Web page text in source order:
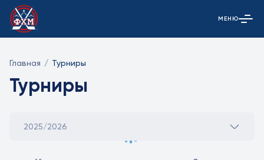
Открыть
МЕНЮ
Главная / Турниры
Турниры
2025/2026